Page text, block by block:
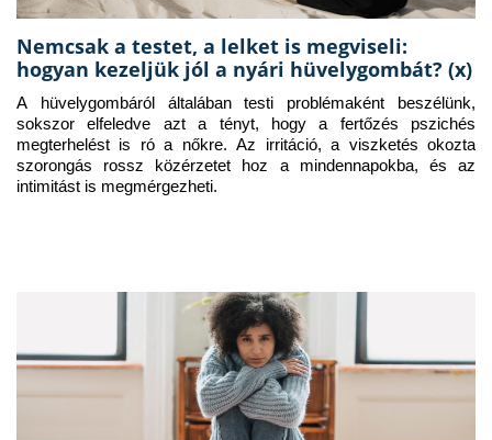
Nemcsak a testet, a lelket is megviseli:
hogyan kezeljük jól a nyári hüvelygombát? (x)
A hüvelygombáról általában testi problémaként beszélünk,
sokszor elfeledve azt a tényt, hogy a fertőzés pszichés
megterhelést is ró a nőkre. Az irritáció, a viszketés okozta
szorongás rossz közérzetet hoz a mindennapokba, és az
intimitást is megmérgezheti.